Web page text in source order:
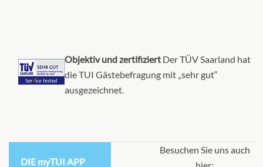
Objektiv und zertifiziert Der TÜV Saarland hat
die TUI Gästebefragung mit „sehr gut“
ausgezeichnet.
DIE myTUI APP
Besuchen Sie uns auch